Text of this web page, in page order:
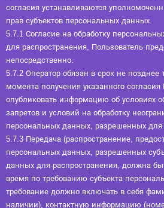
согласия устанавливаются
прав субъектов персональных данных.
5.7.1 Согласие на обработку
для распространения, Пользователь
непосредственно.
5.7.2 Оператор обязан в срок не позднее
момента получения указанного согласия
опубликовать информацию об условиях
запретов и условий на обработку
персональных данных, разрешенных для
5.7.3 Передача (распространение,
персональных данных, разрешенных
данных для распространения, должна
время по требованию субъекта
требование должно включать в себя
наличии), контактную информацию